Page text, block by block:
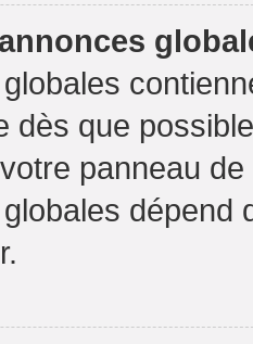
dès que
panneau
dépend